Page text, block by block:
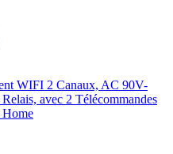
WIFI 2 Canaux, AC 90V-
avec 2 Télécommandes
Home